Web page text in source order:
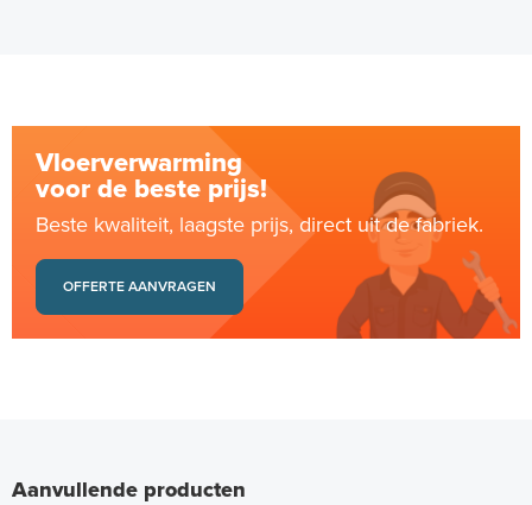
Vloerverwarming
voor de beste prijs!
Beste kwaliteit, laagste prijs, direct uit de fabriek.
OFFERTE AANVRAGEN
Aanvullende producten